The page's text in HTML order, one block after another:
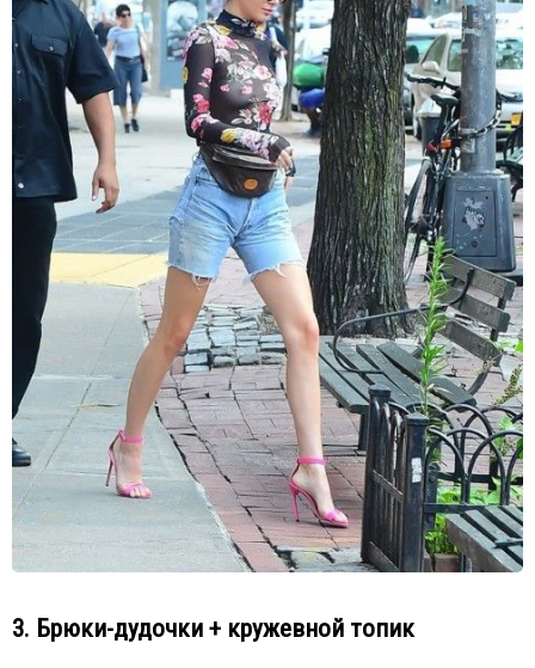
3. Брюки-дудочки + кружевной топик